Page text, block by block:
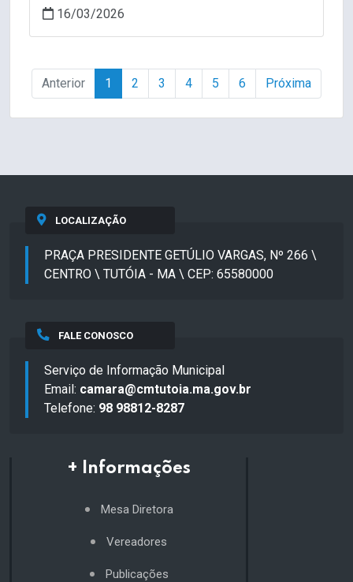
16/03/2026
Anterior 1 2 3 4 5 6 Próxima
LOCALIZAÇÃO
PRAÇA PRESIDENTE GETÚLIO VARGAS, Nº 266 \
CENTRO \ TUTÓIA - MA \ CEP: 65580000
FALE CONOSCO
Serviço de Informação Municipal
Email: camara@cmtutoia.ma.gov.br
Telefone: 98 98812-8287
+ Informações
Mesa Diretora
Vereadores
Publicações